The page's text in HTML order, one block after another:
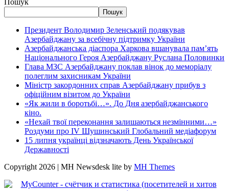
Пошук
Президент Володимир Зеленський подякував
Азербайджану за всебічну підтримку України
Азербайджанська діаспора Харкова вшанувала пам’ять
Національного Героя Азербайджану Руслана Половинки
Глава МЗС Азербайджану поклав вінок до меморіалу
полеглим захисникам України
Міністр закордонних справ Азербайджану прибув з
офіційним візитом до України
«Як жили в боротьбі…». До Дня азербайджанського
кіно.
«Нехай твої переконання залишаються незмінними…»
Роздуми про IV Шушинський Глобальний медіафорум
15 липня українці відзначають День Української
Державності
Copyright 2026 | MH Newsdesk lite by MH Themes